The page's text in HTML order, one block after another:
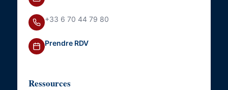
+33 6 70 44 79 80
Prendre RDV
Ressources